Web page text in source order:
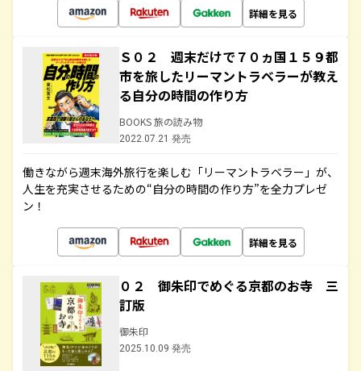
詳細を見る
Ｓ０２ 週末だけで７０ヵ国１５９都
市を旅したリーマントラベラーが教え
る自分の時間の作り方
BOOKS 旅の読み物
2022.07.21 発売
働きながら週末海外旅行を楽しむ「リーマントラベラー」が、
人生を充実させるための“自分の時間の作り方”を全力プレゼ
ン！
詳細を見る
０２ 御朱印でめぐる京都のお寺 三
訂版
御朱印
2025.10.09 発売